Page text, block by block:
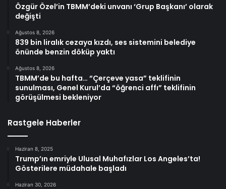
Özgür Özel’in TBMM’deki unvanı ‘Grup Başkanı’ olarak
değişti
Ağustos 8, 2026
839 bin liralık cezaya kızdı, ses sistemini belediye
önünde benzin döküp yaktı
Ağustos 8, 2026
TBMM’de bu hafta… “Çerçeve yasa” teklifinin
sunulması, Genel Kurul’da “öğrenci affı” teklifinin
görüşülmesi bekleniyor
Rastgele Haberler
Haziran 8, 2025
Trump’ın emriyle Ulusal Muhafızlar Los Angeles’ta!
Gösterilere müdahale başladı
Haziran 30, 2026